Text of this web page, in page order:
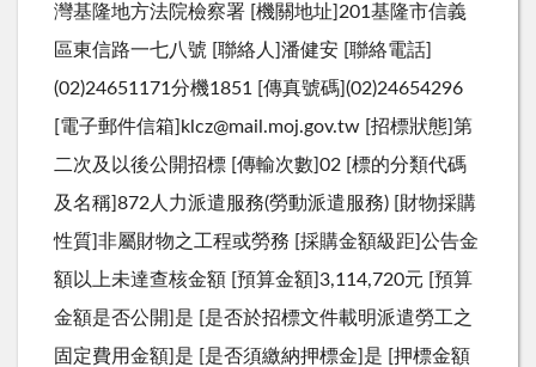
灣基隆地方法院檢察署 [機關地址]201基隆市信義
區東信路一七八號 [聯絡人]潘健安 [聯絡電話]
(02)24651171分機1851 [傳真號碼](02)24654296
[電子郵件信箱]klcz@mail.moj.gov.tw [招標狀態]第
二次及以後公開招標 [傳輸次數]02 [標的分類代碼
及名稱]872人力派遣服務(勞動派遣服務) [財物採購
性質]非屬財物之工程或勞務 [採購金額級距]公告金
額以上未達查核金額 [預算金額]3,114,720元 [預算
金額是否公開]是 [是否於招標文件載明派遣勞工之
固定費用金額]是 [是否須繳納押標金]是 [押標金額